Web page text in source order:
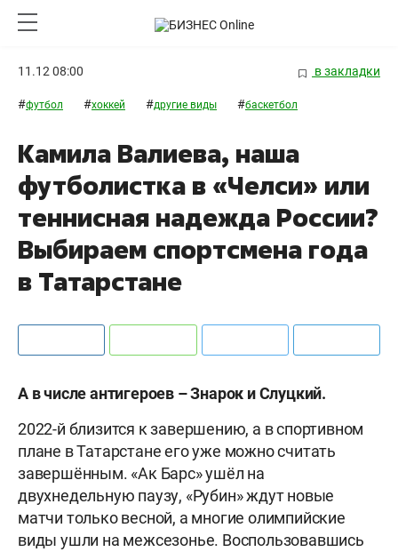
11.12 08:00 в закладки
#футбол #хоккей #другие виды #баскетбол
Камила Валиева, наша
футболистка в «Челси» или
теннисная надежда России?
Выбираем спортсмена года
в Татарстане
А в числе антигероев – Знарок и Слуцкий.
2022-й близится к завершению, а в спортивном
плане в Татарстане его уже можно считать
завершённым. «Ак Барс» ушёл на
двухнедельную паузу, «Рубин» ждут новые
матчи только весной, а многие олимпийские
виды ушли на межсезонье. Воспользовавшись